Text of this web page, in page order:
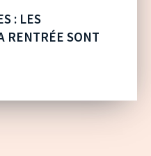
: LES
RENTRÉE SONT